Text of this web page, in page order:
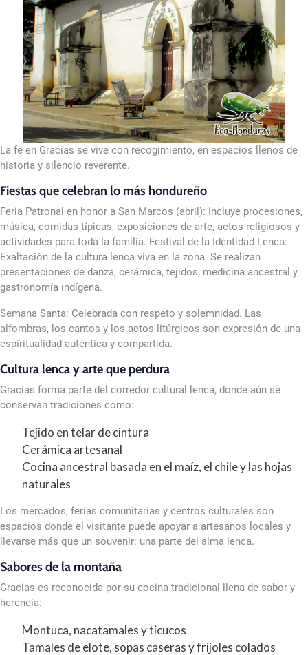
La fe en Gracias se vive con recogimiento, en espacios llenos de
historia y silencio reverente.
Fiestas que celebran lo más hondureño
Feria Patronal en honor a San Marcos (abril): Incluye procesiones,
música, comidas típicas, exposiciones de arte, actos religiosos y
actividades para toda la familia. Festival de la Identidad Lenca:
Exaltación de la cultura lenca viva en la zona. Se realizan
presentaciones de danza, cerámica, tejidos, medicina ancestral y
gastronomía indígena.
Semana Santa: Celebrada con respeto y solemnidad. Las
alfombras, los cantos y los actos litúrgicos son expresión de una
espiritualidad auténtica y compartida.
Cultura lenca y arte que perdura
Gracias forma parte del corredor cultural lenca, donde aún se
conservan tradiciones como:
Tejido en telar de cintura
Cerámica artesanal
Cocina ancestral basada en el maíz, el chile y las hojas
naturales
Los mercados, ferias comunitarias y centros culturales son
espacios donde el visitante puede apoyar a artesanos locales y
llevarse más que un souvenir: una parte del alma lenca.
Sabores de la montaña
Gracias es reconocida por su cocina tradicional llena de sabor y
herencia:
Montuca, nacatamales y ticucos
Tamales de elote, sopas caseras y frijoles colados